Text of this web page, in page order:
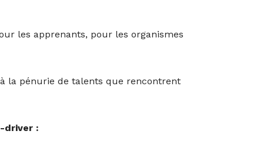
les apprenants, pour les organismes
la pénurie de talents que rencontrent
driver :